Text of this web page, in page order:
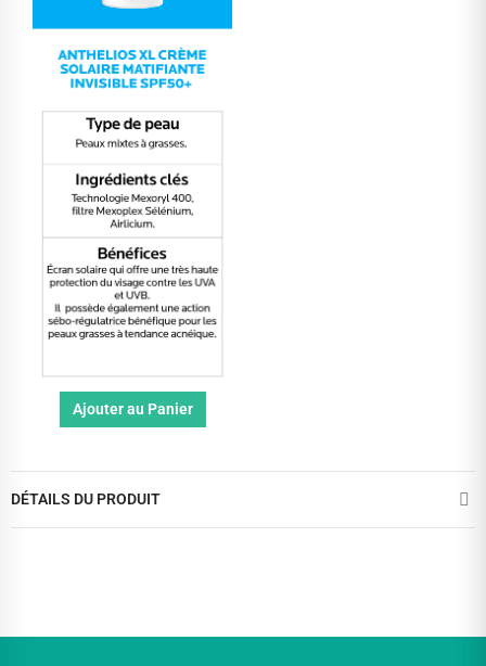
Ajouter au Panier
DÉTAILS DU PRODUIT